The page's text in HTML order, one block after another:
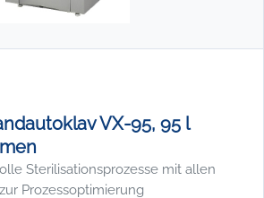
VX-95, 95 l
Sterilisationsprozesse mit allen
Prozessoptimierung